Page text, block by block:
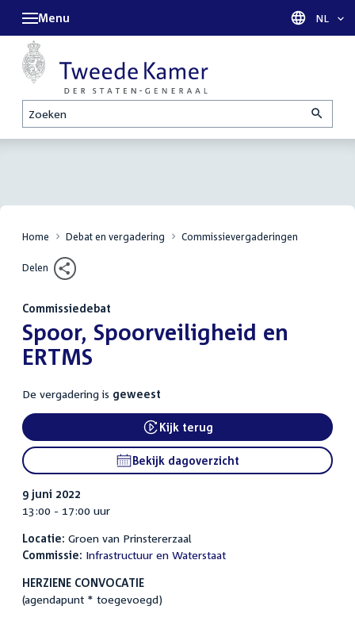
Zoeken
Menu Taal
NL
Home Debat en vergadering Commissievergaderingen
Delen
Commissiedebat
:Spoor, Spoorveiligheid en
ERTMS
De vergadering is geweest
External link:
Kijk terug
Bekijk dagoverzicht
9 juni 2022
13:00 - 17:00 uur
Locatie: Groen van Prinstererzaal
Commissie: Infrastructuur en Waterstaat
HERZIENE CONVOCATIE
(agendapunt * toegevoegd)